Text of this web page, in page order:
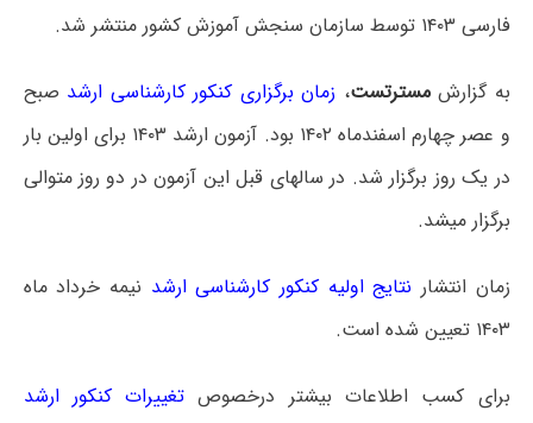
فارسی ۱۴۰۳ توسط سازمان سنجش آموزش کشور منتشر شد.
به گزارشمسترتست، زمان برگزاری کنکور کارشناسی ارشد صبح
و عصر چهارم اسفندماه ۱۴۰۲ بود. آزمون ارشد ۱۴۰۳ برای اولین بار
در یک روز برگزار شد. در سالهای قبل این آزمون در دو روز متوالی
برگزار میشد.
زمان انتشار نتایج اولیه کنکور کارشناسی ارشد نیمه خرداد ماه
۱۴۰۳ تعیین شده است.
برای کسب اطلاعات بیشتر درخصوص تغییرات کنکور ارشد